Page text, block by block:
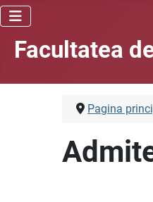
Facultatea
Pagina